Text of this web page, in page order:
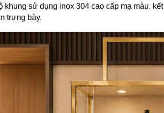
khung sử dụng inox 304 cao cấp mạ màu,
trưng bày.